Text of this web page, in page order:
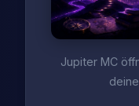
Jupiter MC